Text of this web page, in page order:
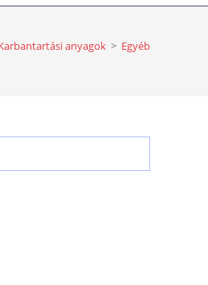
anyagok > Egyéb